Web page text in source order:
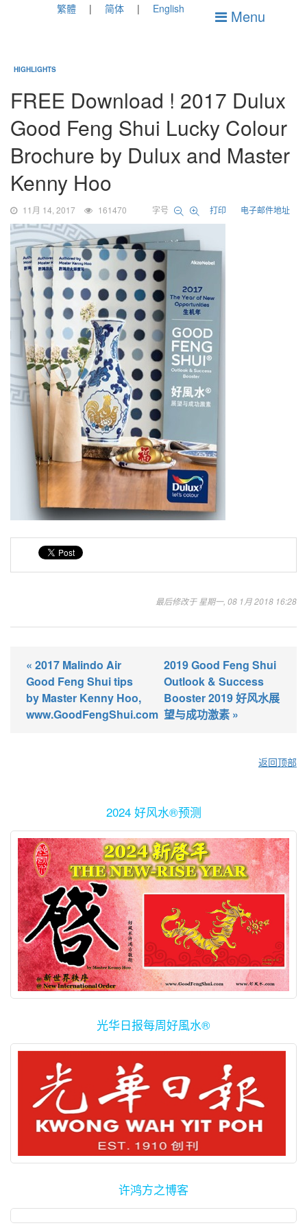
繁體 简体 English Menu
HIGHLIGHTS
FREE Download ! 2017 Dulux
Good Feng Shui Lucky Colour
Brochure by Dulux and Master
Kenny Hoo
11月 14, 2017 161470 字号 打印 电子邮件地址
最后修改于 星期一, 08 1月 2018 16:28
« 2017 Malindo Air
Good Feng Shui tips
by Master Kenny Hoo,
www.GoodFengShui.com
2019 Good Feng Shui
Outlook & Success
Booster 2019 好风水展
望与成功激素 »
返回顶部
2024 好风水®预测
光华日报每周好風水®
许鸿方之博客